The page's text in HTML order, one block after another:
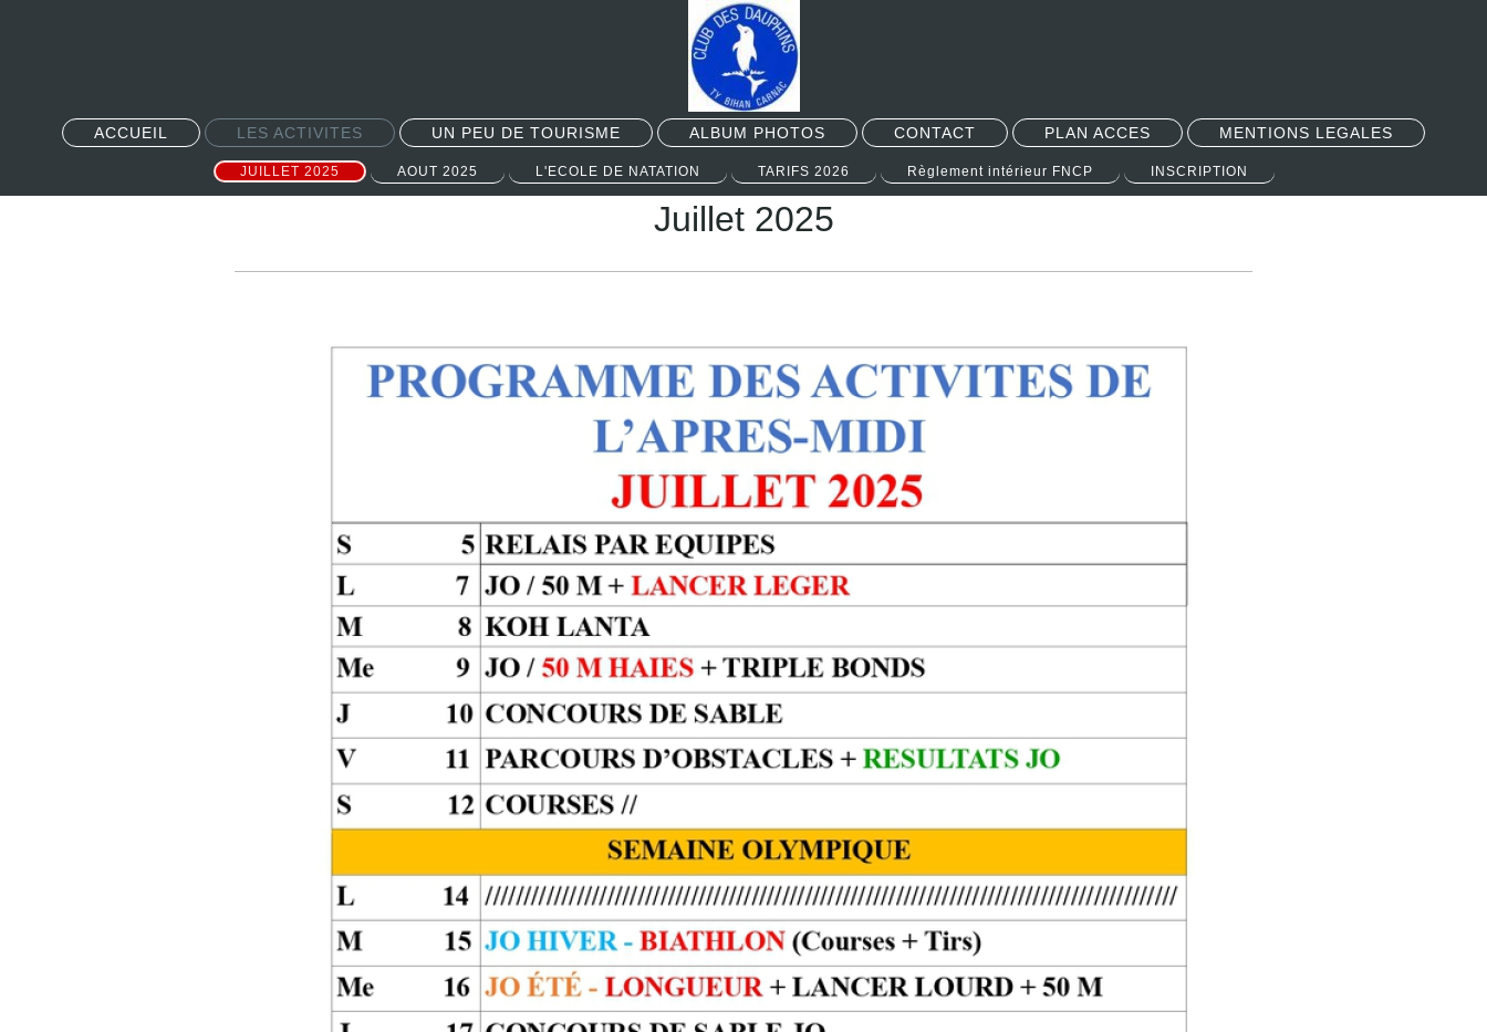
ACCUEIL LES ACTIVITES UN PEU DE TOURISME ALBUM PHOTOS CONTACT PLAN ACCES MENTIONS LEGALES
JUILLET 2025 AOUT 2025 L'ECOLE DE NATATION TARIFS 2026 Règlement intérieur FNCP INSCRIPTION
Juillet 2025